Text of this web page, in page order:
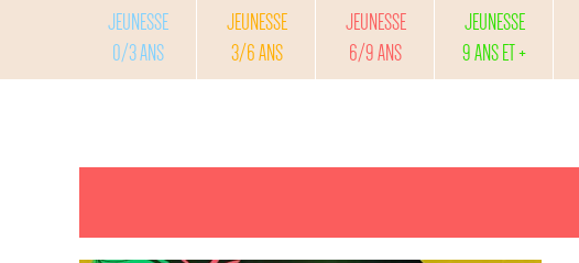
JEUNESSE
0/3 ANS
JEUNESSE
3/6 ANS
JEUNESSE
6/9 ANS
JEUNESSE
9 ANS ET +